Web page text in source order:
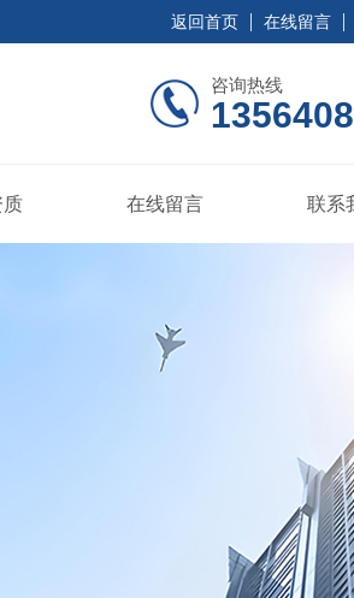
返回首页 在线留言
咨询热线
质 在线留言 联系